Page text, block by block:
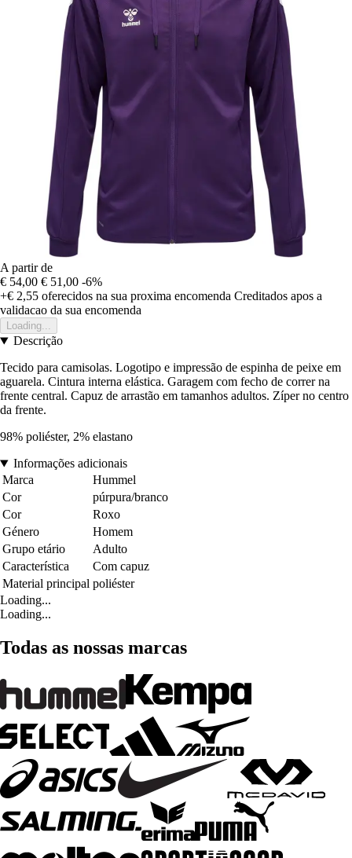
A partir de
€ 54,00 € 51,00 -6%
+€ 2,55 oferecidos na sua proxima encomenda Creditados apos a
validacao da sua encomenda
Loading...
Descrição
Tecido para camisolas. Logotipo e impressão de espinha de peixe em
aguarela. Cintura interna elástica. Garagem com fecho de correr na
frente central. Capuz de arrastão em tamanhos adultos. Zíper no centro
da frente.
98% poliéster, 2% elastano
Informações adicionais
Marca
Hummel
Cor
púrpura/branco
Cor
Roxo
Género
Homem
Grupo etário
Adulto
Característica
Com capuz
Material principal poliéster
Loading...
Loading...
Todas as nossas marcas